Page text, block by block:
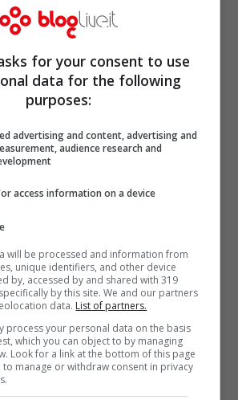
mi minacciava. E parlo di
come ‘ti sfondo la testa’ o
che ti si ammazza’.
gente di 40 anni che mi
cose”.
è riuscito a recuperare il
for your consent to use
data for the following
purposes:
advertising and content, advertising and
audience research and
access information on a device
will be processed and information from
unique identifiers, and other device
by, accessed by and shared with 319
by this site. We and our partners
data. List of partners.
process your personal data on the basis
which you can object to by managing
Look for a link at the bottom of this page
to manage or withdraw consent in privacy